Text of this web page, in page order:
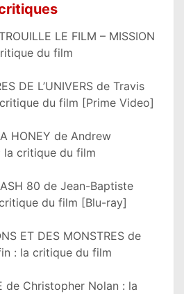
LE FILM – MISSION
du film
DE L’UNIVERS de Travis
du film [Prime Video]
HONEY de Andrew
la critique du film
80 de Jean-Baptiste
du film [Blu-ray]
ET DES MONSTRES de
: la critique du film
de Christopher Nolan : la